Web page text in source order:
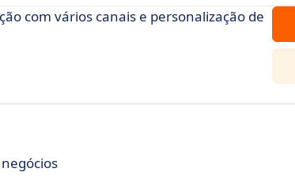
com vários canais e personalização de